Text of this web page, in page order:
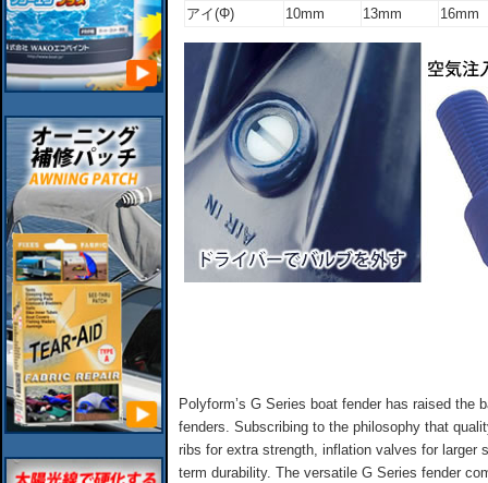
アイ(Φ) 10mm 13mm 16mm
Polyform’s G Series boat fender has raised the
fenders. Subscribing to the philosophy that
ribs for extra strength, inflation valves for larger
term durability. The versatile G Series fender